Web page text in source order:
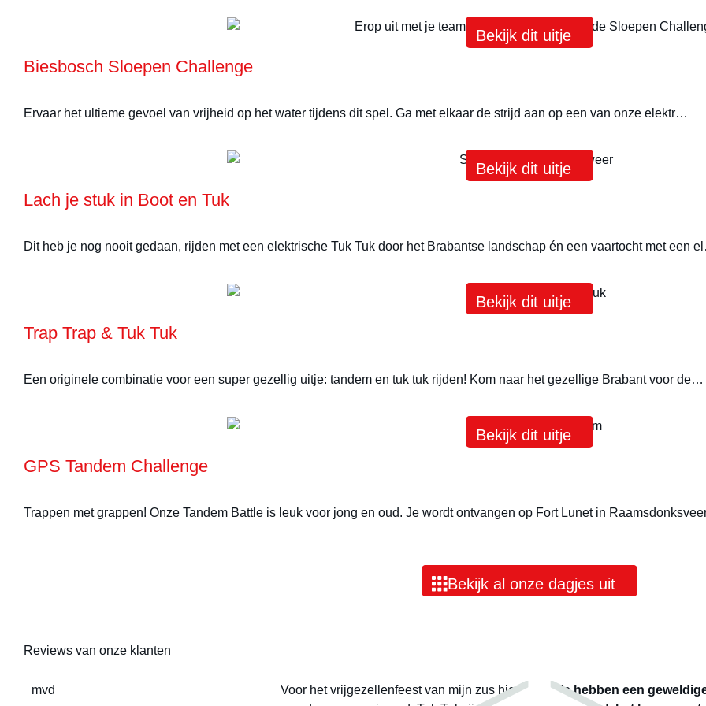
Biesbosch Sloepen Challenge
Ervaar het ultieme gevoel van vrijheid op het water tijdens dit spel. Ga met elkaar de strijd aan op een van onze elektr…
Bekijk dit uitje
Lach je stuk in Boot en Tuk
Dit heb je nog nooit gedaan, rijden met een elektrische Tuk Tuk door het Brabantse landschap én een vaartocht met een
Bekijk dit uitje
Trap Trap & Tuk Tuk
Een originele combinatie voor een super gezellig uitje: tandem en tuk tuk rijden! Kom naar het gezellige Brabant voor de…
Bekijk dit uitje
GPS Tandem Challenge
Trappen met grappen! Onze Tandem Battle is leuk voor jong en oud. Je wordt ontvangen op Fort Lunet in
Bekijk dit uitje
Bekijk al onze dagjes uit
Reviews van onze klanten
mvd
Voor het vrijgezellenfeest van mijn zus hier
“We hebben een